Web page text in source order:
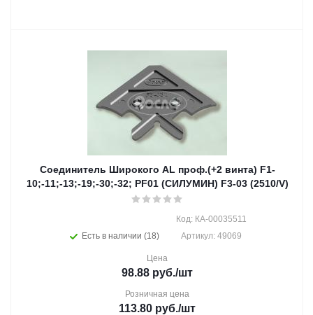
Соединитель Широкого AL проф.(+2 винта) F1-
10;-11;-13;-19;-30;-32; PF01 (СИЛУМИН) F3-03 (2510/V)
Есть в наличии (18)
Код: КА-00035511
Артикул: 49069
Цена
98.88 руб./шт
Розничная цена
113.80 руб./шт